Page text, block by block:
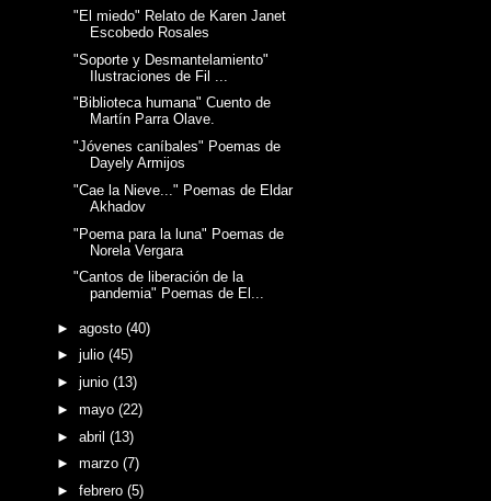
"El miedo" Relato de Karen Janet
Escobedo Rosales
"Soporte y Desmantelamiento"
Ilustraciones de Fil ...
"Biblioteca humana" Cuento de
Martín Parra Olave.
"Jóvenes caníbales" Poemas de
Dayely Armijos
"Cae la Nieve..." Poemas de Eldar
Akhadov
"Poema para la luna" Poemas de
Norela Vergara
"Cantos de liberación de la
pandemia" Poemas de El...
► agosto (40)
► julio (45)
► junio (13)
► mayo (22)
► abril (13)
► marzo (7)
► febrero (5)